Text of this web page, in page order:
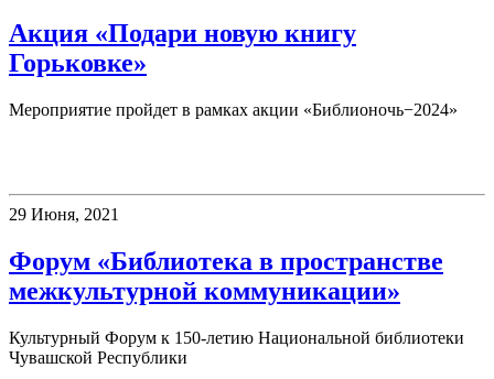
Акция «Подари новую книгу
Горьковке»
Мероприятие пройдет в рамках акции «Библионочь−2024»
29 Июня, 2021
Форум «Библиотека в пространстве
межкультурной коммуникации»
Культурный Форум к 150-летию Национальной библиотеки
Чувашской Республики